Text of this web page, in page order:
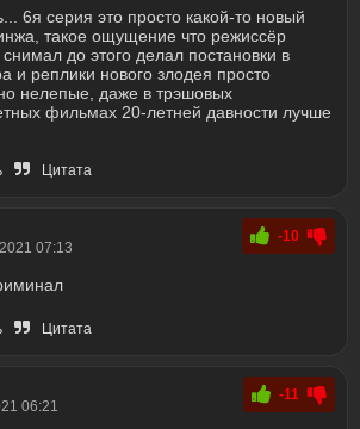
6я серия это просто какой-то новый
такое ощущение что режиссёр
до этого делал постановки в
и реплики нового злодея просто
нелепые, даже в трэшовых
фильмах 20-летней давности лучше
Цитата
07:13
-10
Цитата
06:21
-11